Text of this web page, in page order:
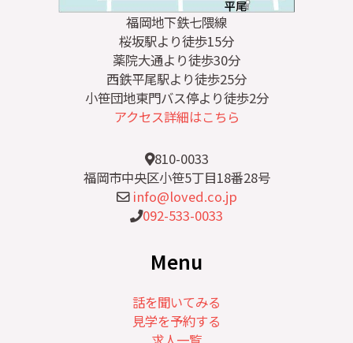
福岡地下鉄七隈線
桜坂駅より徒歩15分
薬院大通より徒歩30分
西鉄平尾駅より徒歩25分
小笹団地東門バス停より徒歩2分
アクセス詳細はこちら
810-0033
福岡市中央区小笹5丁目18番28号
info@loved.co.jp
092-533-0033
Menu
話を聞いてみる
見学を予約する